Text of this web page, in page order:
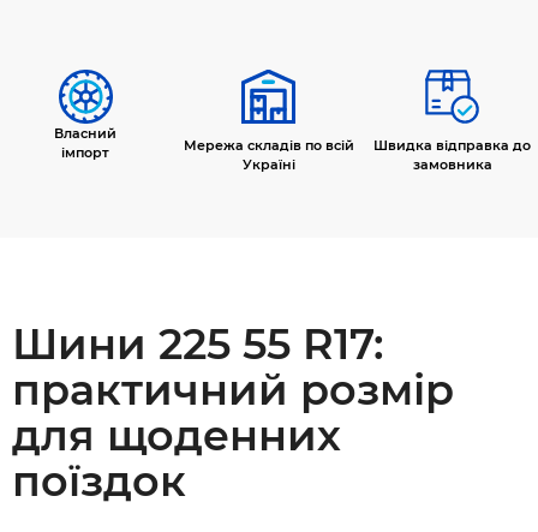
Власний
імпорт
Мережа складів по всій
Україні
Швидка відправка до
замовника
Шини 225 55 R17:
практичний розмір
для щоденних
поїздок